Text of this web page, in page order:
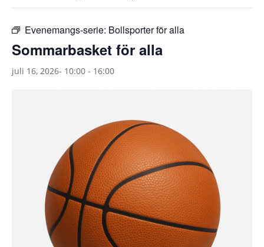
Evenemangs-serie: Bollsporter för alla
Sommarbasket för alla
juli 16, 2026- 10:00 - 16:00